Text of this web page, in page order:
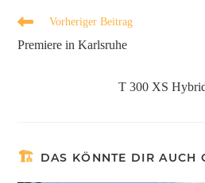
Vorheriger Beitrag
Premiere in Karlsruhe
T 300 XS
DAS KÖNNTE DIR AUCH